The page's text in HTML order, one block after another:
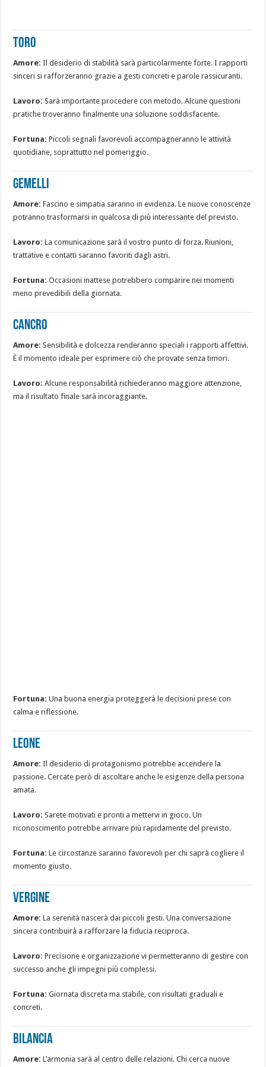
TORO
Amore: Il desiderio di stabilità sarà particolarmente forte. I rapporti
sinceri si rafforzeranno grazie a gesti concreti e parole rassicuranti.
Lavoro: Sarà importante procedere con metodo. Alcune questioni
pratiche troveranno finalmente una soluzione soddisfacente.
Fortuna: Piccoli segnali favorevoli accompagneranno le attività
quotidiane, soprattutto nel pomeriggio.
GEMELLI
Amore: Fascino e simpatia saranno in evidenza. Le nuove conoscenze
potranno trasformarsi in qualcosa di più interessante del previsto.
Lavoro: La comunicazione sarà il vostro punto di forza. Riunioni,
trattative e contatti saranno favoriti dagli astri.
Fortuna: Occasioni inattese potrebbero comparire nei momenti
meno prevedibili della giornata.
CANCRO
Amore: Sensibilità e dolcezza renderanno speciali i rapporti affettivi.
È il momento ideale per esprimere ciò che provate senza timori.
Lavoro: Alcune responsabilità richiederanno maggiore attenzione,
ma il risultato finale sarà incoraggiante.
Fortuna: Una buona energia proteggerà le decisioni prese con
calma e riflessione.
LEONE
Amore: Il desiderio di protagonismo potrebbe accendere la
passione. Cercate però di ascoltare anche le esigenze della persona
amata.
Lavoro: Sarete motivati e pronti a mettervi in gioco. Un
riconoscimento potrebbe arrivare più rapidamente del previsto.
Fortuna: Le circostanze saranno favorevoli per chi saprà cogliere il
momento giusto.
VERGINE
Amore: La serenità nascerà dai piccoli gesti. Una conversazione
sincera contribuirà a rafforzare la fiducia reciproca.
Lavoro: Precisione e organizzazione vi permetteranno di gestire con
successo anche gli impegni più complessi.
Fortuna: Giornata discreta ma stabile, con risultati graduali e
concreti.
BILANCIA
Amore: L’armonia sarà al centro delle relazioni. Chi cerca nuove